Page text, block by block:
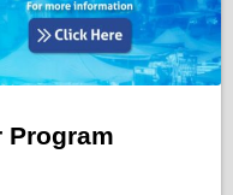
Program